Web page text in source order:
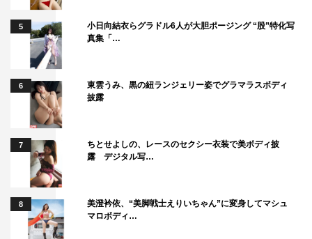
っかりと出していきたいです。
＜物語＞
時は慶応四年。
鳥羽伏見の戦いで幕府軍に勝利した西郷吉之助（隆盛）率
いる官軍（新政府軍）は、江戸城総攻撃のために、東海道
を進んできていた。
西郷としては、無駄に血を流さずにを江戸城を受け渡して
もらえるなら、こんなに嬉しいことはない。
そこで幕府側の代表である勝海舟（中村獅童）と会って、
だが、この勝という男、実は元来の江戸っ子気質で、気が
小さい上に喧嘩っぱやい。
5
小日向結衣らグラドル6人が大胆ポージング “股”特化写
真集「…
6
東雲うみ、黒の紐ランジェリー姿でグラマラスボディ
披露
7
ちとせよしの、レースのセクシー衣装で美ボディ披
露 デジタル写…
8
美澄衿依、“美脚戦士えりいちゃん”に変身してマシュ
マロボディ…